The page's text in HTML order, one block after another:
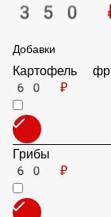
350
Добавки
Картофель
60 ₽
Грибы
60 ₽